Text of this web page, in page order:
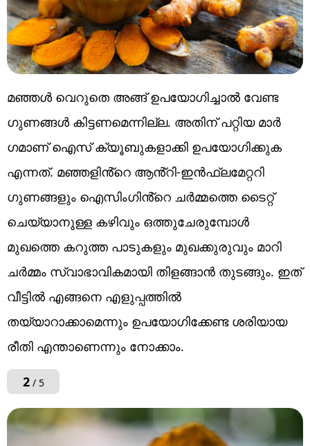
മഞ്ഞൾ വെറുതെ അങ്ങ് ഉപയോ​ഗിച്ചാൽ വേണ്ട ​
ഗുണങ്ങൾ കിട്ടണമെന്നില്ല. അതിന് പറ്റിയ മാർ​
ഗമാണ് ഐസ് ​ക്യൂബുകളാക്കി ഉപയോ​ഗിക്കുക
എന്നത്. മഞ്ഞളിൻ്റെ ആൻ്റി-ഇൻഫ്ലമേറ്ററി
ഗുണങ്ങളും ഐസിംഗിൻ്റെ ചർമ്മത്തെ ടൈറ്റ്
ചെയ്യാനുള്ള കഴിവും ഒത്തുചേരുമ്പോൾ
മുഖത്തെ കറുത്ത പാടുകളും മുഖക്കുരുവും മാറി
ചർമ്മം സ്വാഭാവികമായി തിളങ്ങാൻ തുടങ്ങും. ഇത്
വീട്ടിൽ എങ്ങനെ എളുപ്പത്തിൽ
തയ്യാറാക്കാമെന്നും ഉപയോഗിക്കേണ്ട ശരിയായ
രീതി എന്താണെന്നും നോക്കാം.
2/ 5